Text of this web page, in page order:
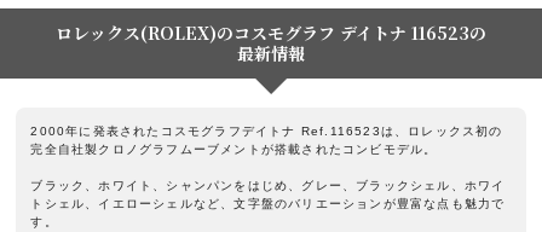
ロレックス(ROLEX)のコスモグラフ デイトナ 116523の
最新情報
2000年に発表されたコスモグラフデイトナ Ref.116523は、ロレックス初の
完全自社製クロノグラフムーブメントが搭載されたコンビモデル。
ブラック、ホワイト、シャンパンをはじめ、グレー、ブラックシェル、ホワイ
トシェル、イエローシェルなど、文字盤のバリエーションが豊富な点も魅力で
す。